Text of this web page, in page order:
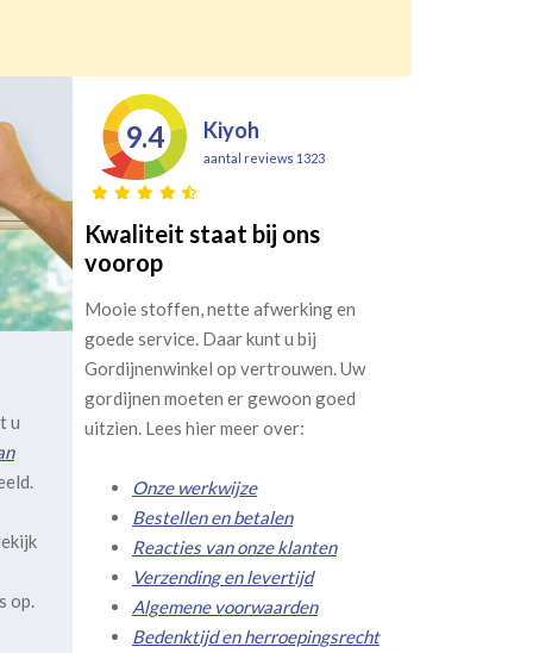
u
op.
9.4 Kiyoh
aantal reviews 1323
Kwaliteit staat bij ons
voorop
Mooie stoffen, nette afwerking en
goede service. Daar kunt u bij
Gordijnenwinkel op vertrouwen. Uw
gordijnen moeten er gewoon goed
uitzien. Lees hier meer over:
Onze werkwijze
Bestellen en betalen
Reacties van onze klanten
Verzending en levertijd
Algemene voorwaarden
Bedenktijd en herroepingsrecht